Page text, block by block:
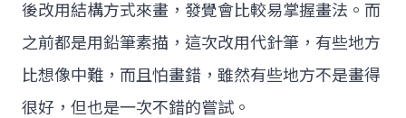
後改用結構方式來畫，發覺會比較易掌握畫法。而
之前都是用鉛筆素描，這次改用代針筆，有些地方
比想像中難，而且怕畫錯，雖然有些地方不是畫得
很好，但也是一次不錯的嘗試。